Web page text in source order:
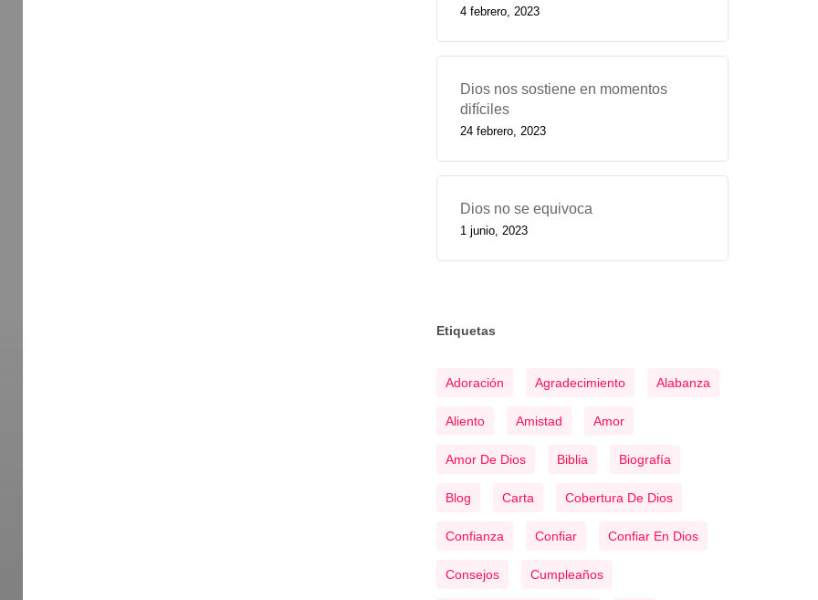
4 febrero, 2023
Dios nos sostiene en momentos
difíciles
24 febrero, 2023
Dios no se equivoca
1 junio, 2023
Etiquetas
Adoración Agradecimiento Alabanza
Aliento Amistad Amor
Amor De Dios Biblia Biografía
Blog Carta Cobertura De Dios
Confianza Confiar Confiar En Dios
Consejos Cumpleaños